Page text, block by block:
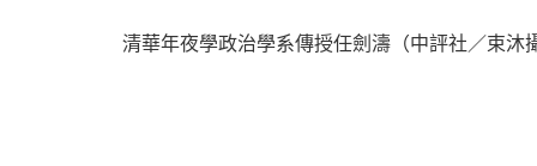
清華年夜學政治學系傳授任劍濤（中評社／束沐攝